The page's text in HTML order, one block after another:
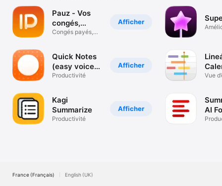
Afficher
Pauz - Vos
congés,
maîtrisés.
Congés payés,
Afficher
Quick Notes
(easy voice
notes)
Productivité
Afficher
Kagi
Summarize
Productivité
Vue
AI
France (Français) English (UK)